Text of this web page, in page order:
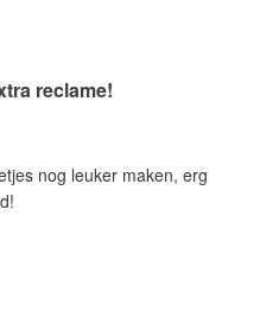
reclame!
nog leuker maken, erg